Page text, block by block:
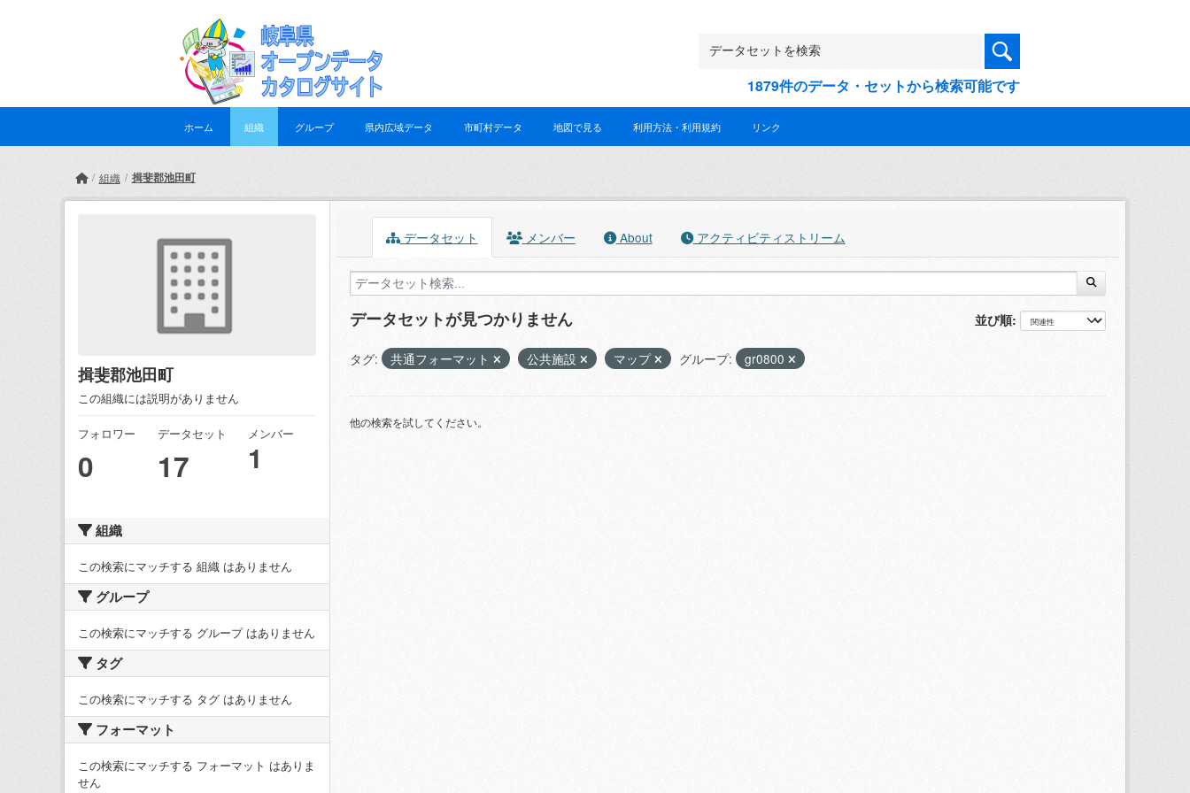
1879件のデータ・セットから検索可能です
ホーム 組織 グループ 県内広域データ 市町村データ 地図で見る 利用方法・利用規約 リンク
組織 揖斐郡池田町
揖斐郡池田町
この組織には説明がありません
フォロワー
0
データセット
17
メンバー
1
組織
この検索にマッチする 組織 はありません
グループ
この検索にマッチする グループ はありません
タグ
この検索にマッチする タグ はありません
フォーマット
この検索にマッチする フォーマット はありま
せん
データセット メンバー About アクティビティストリーム
並び順
データセットが見つかりません
タグ: 共通フォーマット 公共施設 マップ グループ: gr0800
他の検索を試してください。